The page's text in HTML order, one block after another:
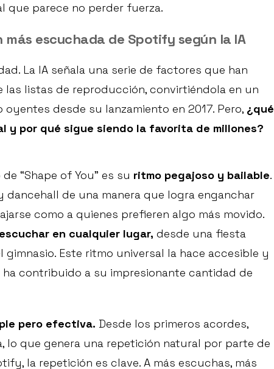
que parece no perder fuerza.
más escuchada de Spotify según la IA
La IA señala una serie de factores que han
listas de reproducción, convirtiéndola en un
desde su lanzamiento en 2017. Pero, ¿qué
y por qué sigue siendo la favorita de millones?
“Shape of You” es su ritmo pegajoso y bailable.
de una manera que logra enganchar
como a quienes prefieren algo más movido.
en cualquier lugar, desde una fiesta
Este ritmo universal la hace accesible y
contribuido a su impresionante cantidad de
pero efectiva. Desde los primeros acordes,
lo que genera una repetición natural por parte de
la repetición es clave. A más escuchas, más